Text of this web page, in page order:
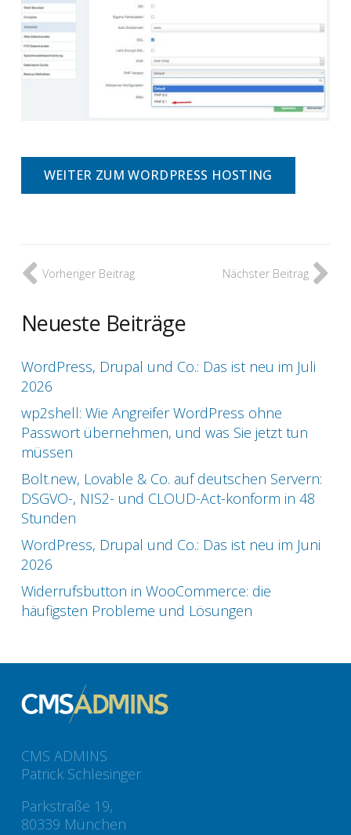
WEITER ZUM WORDPRESS HOSTING
Vorheriger Beitrag Nächster Beitrag
Neueste Beiträge
WordPress, Drupal und Co.: Das ist neu im Juli
2026
wp2shell: Wie Angreifer WordPress ohne
Passwort übernehmen, und was Sie jetzt tun
müssen
Bolt.new, Lovable & Co. auf deutschen Servern:
DSGVO-, NIS2- und CLOUD-Act-konform in 48
Stunden
WordPress, Drupal und Co.: Das ist neu im Juni
2026
Widerrufsbutton in WooCommerce: die
häufigsten Probleme und Lösungen
CMS ADMINS
Patrick Schlesinger
Parkstraße 19,
80339 München